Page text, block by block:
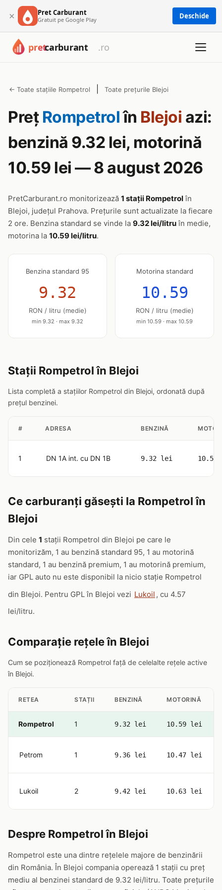
× Pret Carburant
Gratuit pe Google Play Deschide
← Toate stațiile Rompetrol Toate prețurile Blejoi
Preț Rompetrolîn Blejoi azi:
benzină 9.32 lei, motorină
10.59 lei — 8 august 2026
PretCarburant.ro monitorizează 1 stații Rompetrolîn
Blejoi, județul Prahova. Prețurile sunt actualizate la fiecare
2 ore. Benzina standard se vinde la 9.32 lei/litruîn medie,
motorina la 10.59 lei/litru.
Benzina standard 95
9.32
RON / litru (medie)
min 9.32 · max 9.32
Motorina standard
10.59
RON / litru (medie)
min 10.59 · max 10.59
Stații Rompetrol în Blejoi
Lista completă a stațiilor Rompetrol din Blejoi, ordonată după
prețul benzinei.
# ADRESA BENZINĂ
1 DN 1A int. cu DN 1B 9.32 lei
Ce carburanți găsești la Rompetrol în
Blejoi
Din cele 1 stații Rompetrol din Blejoi pe care le
monitorizăm, 1 au benzină standard 95, 1 au motorină
standard, 1 au benzină premium, 1 au motorină premium,
iar GPL auto nu este disponibil la nicio stație Rompetrol
din Blejoi. Pentru GPL în Blejoi vezi Lukoil , cu 4.57
lei/litru.
Comparație rețele în Blejoi
Cum se poziționează Rompetrol față de celelalte rețele active
în Blejoi.
RETEA STAȚII BENZINĂ MOTORINĂ
Rompetrol 1 9.32 lei 10.59 lei
Petrom 1 9.36 lei 10.47 lei
Lukoil 2 9.42 lei 10.63 lei
Despre Rompetrol în Blejoi
Rompetrol este una dintre rețelele majore de benzinării
din România. În Blejoi compania operează 1 stații cu preț
mediu al benzinei standard de 9.32 lei/litru. Toate prețurile